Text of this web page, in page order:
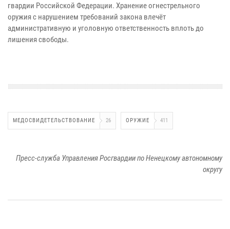
гвардии Российской Федерации. Хранение огнестрельного
оружия с нарушением требований закона влечёт
административную и уголовную ответственность вплоть до
лишения свободы.
МЕДОСВИДЕТЕЛЬСТВОВАНИЕ 26 ОРУЖИЕ 411
Пресс-служба Управления Росгвардии по Ненецкому автономному
округу